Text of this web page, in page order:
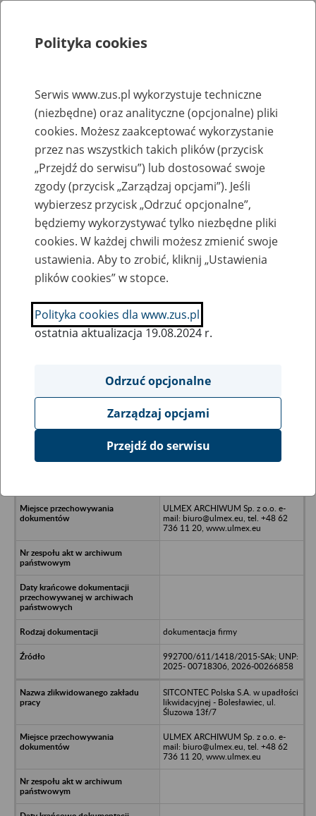
Rejestry, ewidencje i archiwa
Baza zlikwidowanych lub
przekształconych zakładów pracy
Nazwa zakładu pracy:
SZUKAJ
Ukryj wszystkie pozycje bazy
P.P.H.U DRAGON Robert Tomczyk
ULMEX ARCHIWUM Sp. z o.o. e-
mail: biuro@ulmex.eu, tel. +48 62
736 11 20, www.ulmex.eu
dokumentacja firmy
992700/611/1418/2015-SAk; UNP:
2025- 00718306, 2026-00266858
SITCONTEC Polska S.A. w upadłości
likwidacyjnej - Bolesławiec, ul.
Śluzowa 13f/7
ULMEX ARCHIWUM Sp. z o.o. e-
mail: biuro@ulmex.eu, tel. +48 62
736 11 20, www.ulmex.eu
Polityka cookies
Serwis www.zus.pl wykorzystuje techniczne
(niezbędne) oraz analityczne (opcjonalne) pliki
cookies. Możesz zaakceptować wykorzystanie
przez nas wszystkich takich plików (przycisk
„Przejdź do serwisu”) lub dostosować swoje
zgody (przycisk „Zarządzaj opcjami”). Jeśli
wybierzesz przycisk „Odrzuć opcjonalne”,
będziemy wykorzystywać tylko niezbędne pliki
cookies. W każdej chwili możesz zmienić swoje
ustawienia. Aby to zrobić, kliknij „Ustawienia
plików cookies” w stopce.
Polityka cookies dla www.zus.pl
ostatnia aktualizacja 19.08.2024 r.
Odrzuć opcjonalne
Zarządzaj opcjami
Przejdź do serwisu